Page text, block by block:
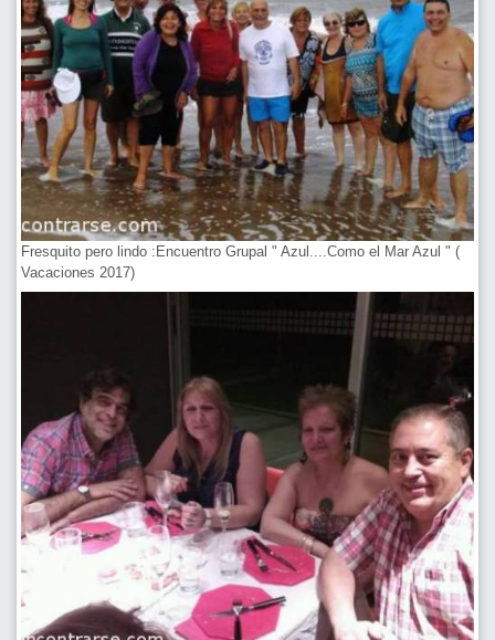
Fresquito pero lindo :Encuentro Grupal " Azul....Como el Mar Azul " (
Vacaciones 2017)